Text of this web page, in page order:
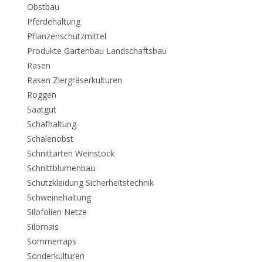
Obstbau
Pferdehaltung
Pflanzenschutzmittel
Produkte Gartenbau Landschaftsbau
Rasen
Rasen Ziergräserkulturen
Roggen
Saatgut
Schafhaltung
Schalenobst
Schnittarten Weinstock
Schnittblumenbau
Schutzkleidung Sicherheitstechnik
Schweinehaltung
Silofolien Netze
Silomais
Sommerraps
Sonderkulturen